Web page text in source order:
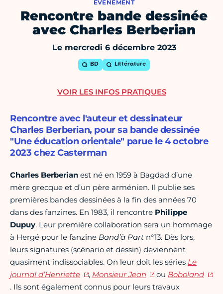
ÉVÈNEMENT
Rencontre bande dessinée
avec Charles Berberian
Le mercredi 6 décembre 2023
BD Littérature
Rencontre avec l'auteur et dessinateur
Charles Berberian, pour sa bande dessinée
"Une éducation orientale" parue le 4 octobre
2023 chez Casterman
Charles Berberian est né en 1959 à Bagdad d’une
mère grecque et d’un père arménien. Il publie ses
premières bandes dessinées à la fin des années 70
dans des fanzines. En 1983, il rencontre Philippe
Dupuy. Leur première collaboration sera un hommage
à Hergé pour le fanzine Band’à Part n°13. Dès lors,
leurs signatures (scénario et dessin) deviennent
quasiment indissociables. On leur doit les séries Le
journal d’Henriette
, Monsieur Jean ou Boboland
. Ils sont également connus pour leurs travaux
VOIR LES INFOS PRATIQUES